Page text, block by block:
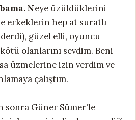
Neye üzüldüklerini
erkeklerin hep at suratlı
güzel elli, oyuncu
olanlarını sevdim. Beni
üzmelerine izin verdim ve
çalıştım.
sonra Güner Sümer'le